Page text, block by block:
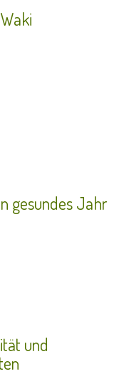
gesundes Jahr
und